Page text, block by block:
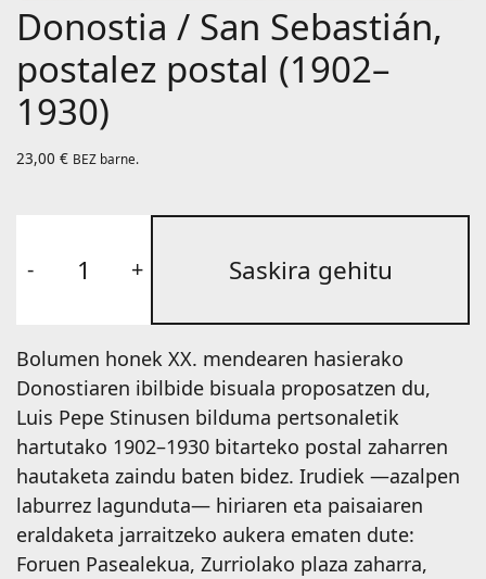
Donostia / San Sebastián,
postalez postal (1902–
1930)
23,00 € BEZ barne.
Donostia
San
Sebastián,
postalez
postal
(1902–
1930)
kopurua
Saskira gehitu
Bolumen honek XX. mendearen hasierako
Donostiaren ibilbide bisuala proposatzen du,
Luis Pepe Stinusen bilduma pertsonaletik
hartutako 1902–1930 bitarteko postal zaharren
hautaketa zaindu baten bidez. Irudiek —azalpen
laburrez lagunduta— hiriaren eta paisaiaren
eraldaketa jarraitzeko aukera ematen dute:
Foruen Pasealekua, Zurriolako plaza zaharra,